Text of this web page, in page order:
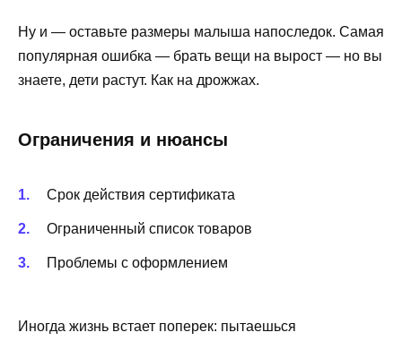
Ну и — оставьте размеры малыша напоследок. Самая
популярная ошибка — брать вещи на вырост — но вы
знаете, дети растут. Как на дрожжах.
Ограничения и нюансы
Срок действия сертификата
Ограниченный список товаров
Проблемы с оформлением
Иногда жизнь встает поперек: пытаешься